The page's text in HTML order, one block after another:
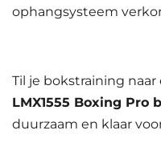
ophangsysteem
Til je bokstraining
LMX1555 Boxing Pro
duurzaam en klaar